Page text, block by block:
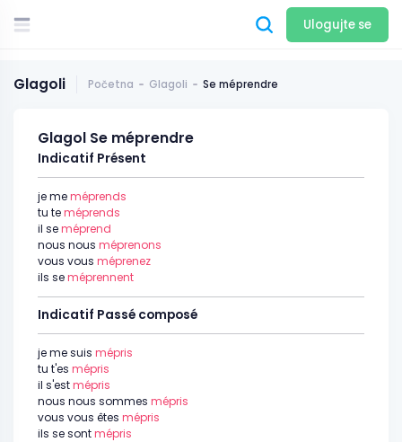
Ulogujte se
Glagoli Početna Glagoli Se méprendre
Glagol Se méprendre
Indicatif Présent
je meméprends
tu teméprends
il seméprend
nous nous méprenons
vous vous méprenez
ils seméprennent
Indicatif Passé composé
je me suis mépris
tu t'es mépris
il s'estmépris
nous nous sommes mépris
vous vous êtes mépris
ils se sontmépris